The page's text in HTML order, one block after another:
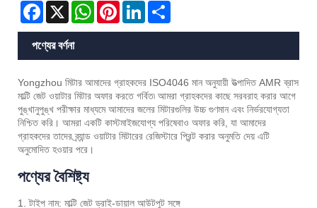
Facebook
X WhatsAppPinterestLinkedIn
পণ্যের বর্ণনা
Yongzhou মিটার আমাদের গ্রাহকদের ISO4046 মান অনুযায়ী উত্পাদিত AMR ব্রাস
মাল্টি জেট ওয়াটার মিটার অফার করতে গর্বিত৷ আমরা গ্রাহকদের কাছে সরবরাহ করার আগে
পুঙ্খানুপুঙ্খ পরীক্ষার মাধ্যমে আমাদের জলের মিটারগুলির উচ্চ গুণমান এবং নির্ভরযোগ্যতা
নিশ্চিত করি। আমরা একটি কাস্টমাইজযোগ্য পরিষেবাও অফার করি, যা আমাদের
গ্রাহকদের তাদের ব্র্যান্ড ওয়াটার মিটারের রেজিস্টারে প্রিন্ট করার অনুমতি দেয় এটি
অনুমোদিত হওয়ার পরে।
পণ্যের বৈশিষ্ট্য
1. টাইপ নাম: মাল্টি জেট ড্রাই-ডায়াল আউটপুট সঙ্গে